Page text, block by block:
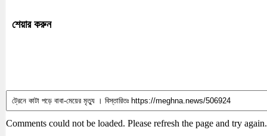
শেয়ার করুন
Comments could not be loaded. Please refresh the page and try again.